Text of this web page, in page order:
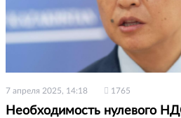
7 апреля 2025, 14:18 1765
Необходимость нулевого